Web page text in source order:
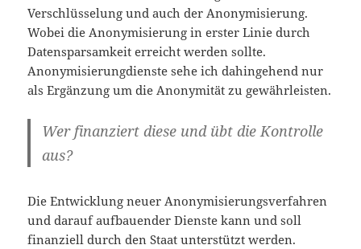
Verschlüsselung und auch der Anonymisierung.
Wobei die Anonymisierung in erster Linie durch
Datensparsamkeit erreicht werden sollte.
Anonymisierungdienste sehe ich dahingehend nur
als Ergänzung um die Anonymität zu gewährleisten.
Wer finanziert diese und übt die Kontrolle
aus?
Die Entwicklung neuer Anonymisierungsverfahren
und darauf aufbauender Dienste kann und soll
finanziell durch den Staat unterstützt werden.